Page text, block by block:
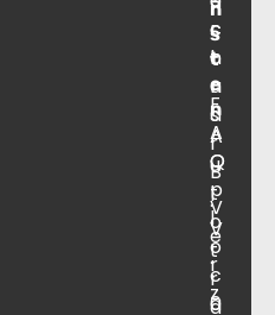
n
s
t
e
n
A
u
t
o
t
r
a
r
o
n
s
O
p
l
o
c
a
c
t
F
A
Q
V
e
r
z
c
h
a
a
r
B
.
V
.
0